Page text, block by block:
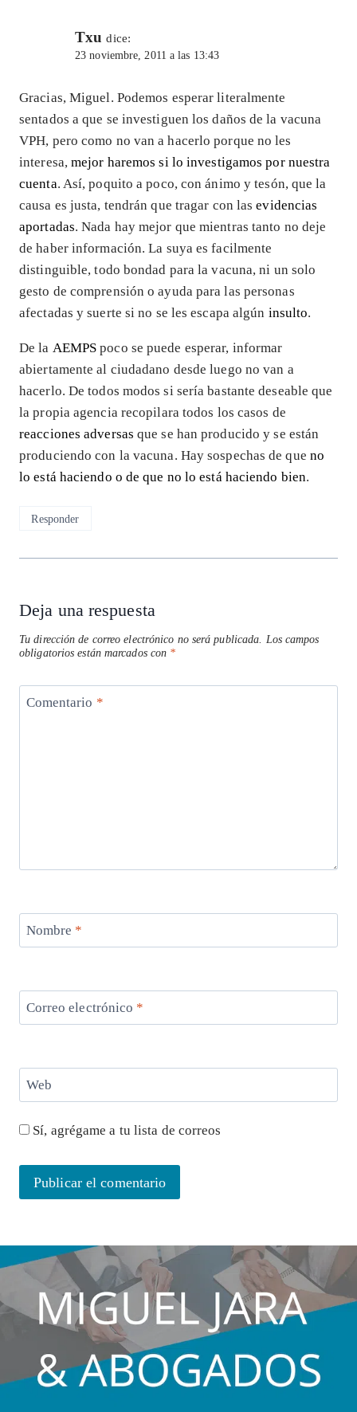
Txu dice:
23 noviembre, 2011 a las 13:43
Gracias, Miguel. Podemos esperar literalmente
sentados a que se investiguen los daños de la vacuna
VPH, pero como no van a hacerlo porque no les
interesa,mejor haremos si lo investigamos por nuestra
cuenta. Así, poquito a poco, con ánimo y tesón, que la
causa es justa, tendrán que tragar con lasevidencias
aportadas. Nada hay mejor que mientras tanto no deje
de haber información. La suya es facilmente
distinguible, todo bondad para la vacuna, ni un solo
gesto de comprensión o ayuda para las personas
afectadas y suerte si no se les escapa algún insulto.
De la AEMPSpoco se puede esperar, informar
abiertamente al ciudadano desde luego no van a
hacerlo. De todos modos si sería bastante deseable que
la propia agencia recopilara todos los casos de
reacciones adversas que se han producido y se están
produciendo con la vacuna. Hay sospechas de que no
lo está haciendo o de que no lo está haciendo bien.
Responder
Deja una respuesta
Tu dirección de correo electrónico no será publicada. Los campos
obligatorios están marcados con *
Comentario *
Nombre *
Correo electrónico *
Web
Sí, agrégame a tu lista de correos